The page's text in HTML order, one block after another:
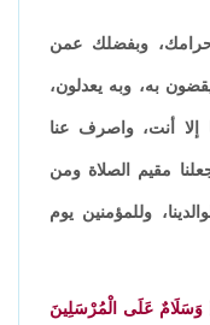
حرامك، وبفضلك عمن
به، وبه يعدلون،
إلا أنت، واصرف عنا
مقيم الصلاة ومن
وللمؤمنين يوم
سُبْحَانَ رَبِّكَ رَبِّ الْعِزَّةِ عَمَّا يَصِفُونَ ۝ وَسَلَامٌ عَلَى الْمُرْسَلِينَ